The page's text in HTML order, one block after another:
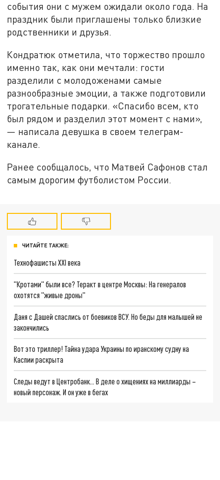
события они с мужем ожидали около года. На
праздник были приглашены только близкие
родственники и друзья.
Кондратюк отметила, что торжество прошло
именно так, как они мечтали: гости
разделили с молодоженами самые
разнообразные эмоции, а также подготовили
трогательные подарки. «Спасибо всем, кто
был рядом и разделил этот момент с нами»,
— написала девушка в своем телеграм-
канале.
Ранее сообщалось, что Матвей Сафонов стал
самым дорогим футболистом России.
ЧИТАЙТЕ ТАКЖЕ:
Технофашисты XXI века
"Кротами" были все? Теракт в центре Москвы: На генералов
охотятся "живые дроны"
Даня с Дашей спаслись от боевиков ВСУ. Но беды для малышей не
закончились
Вот это триллер! Тайна удара Украины по иранскому судну на
Каспии раскрыта
Следы ведут в Центробанк… В деле о хищениях на миллиарды –
новый персонаж. И он уже в бегах